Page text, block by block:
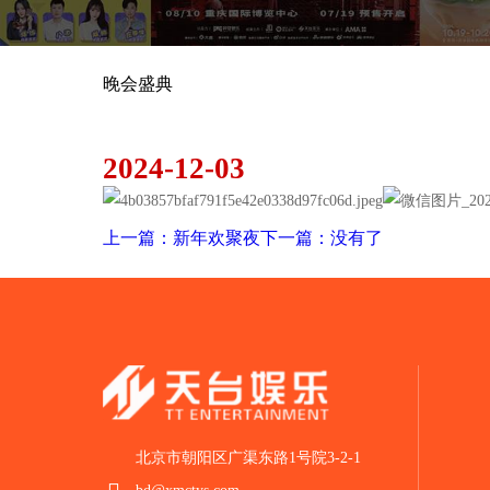
晚会盛典
2024-12-03
上一篇：新年欢聚夜下一篇：没有了
北京市朝阳区广渠东路1号院3-2-1